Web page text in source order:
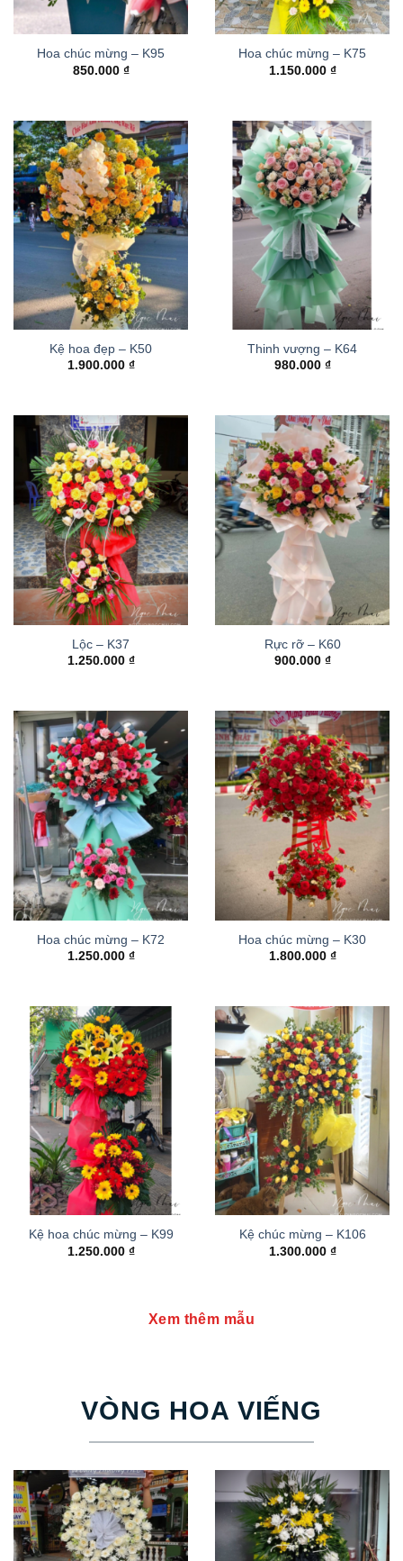
Hoa chúc mừng – K95
850.000 ₫
Hoa chúc mừng – K75
1.150.000 ₫
Kệ hoa đẹp – K50
1.900.000 ₫
Thinh vượng – K64
980.000 ₫
Lộc – K37
1.250.000 ₫
Rực rỡ – K60
900.000 ₫
Hoa chúc mừng – K72
1.250.000 ₫
Hoa chúc mừng – K30
1.800.000 ₫
Kệ hoa chúc mừng – K99
1.250.000 ₫
Kệ chúc mừng – K106
1.300.000 ₫
Xem thêm mẫu
VÒNG HOA VIẾNG